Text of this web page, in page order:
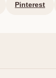
Pinterest